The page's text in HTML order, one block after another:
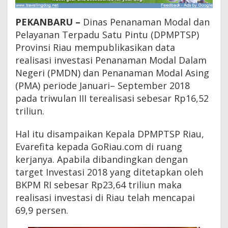
1
,
R
e
a
l
i
s
a
s
v
e
s
t
a
s
i
C
PEKANBARU – Dinas Penanaman Modal dan
Pelayanan Terpadu Satu Pintu (DPMPTSP)
Provinsi Riau mempublikasikan data
realisasi investasi Penanaman Modal Dalam
Negeri (PMDN) dan Penanaman Modal Asing
(PMA) periode Januari– September 2018
pada triwulan III terealisasi sebesar Rp16,52
triliun.
Hal itu disampaikan Kepala DPMPTSP Riau,
Evarefita kepada GoRiau.com di ruang
kerjanya. Apabila dibandingkan dengan
target Investasi 2018 yang ditetapkan oleh
BKPM RI sebesar Rp23,64 triliun maka
realisasi investasi di Riau telah mencapai
69,9 persen.